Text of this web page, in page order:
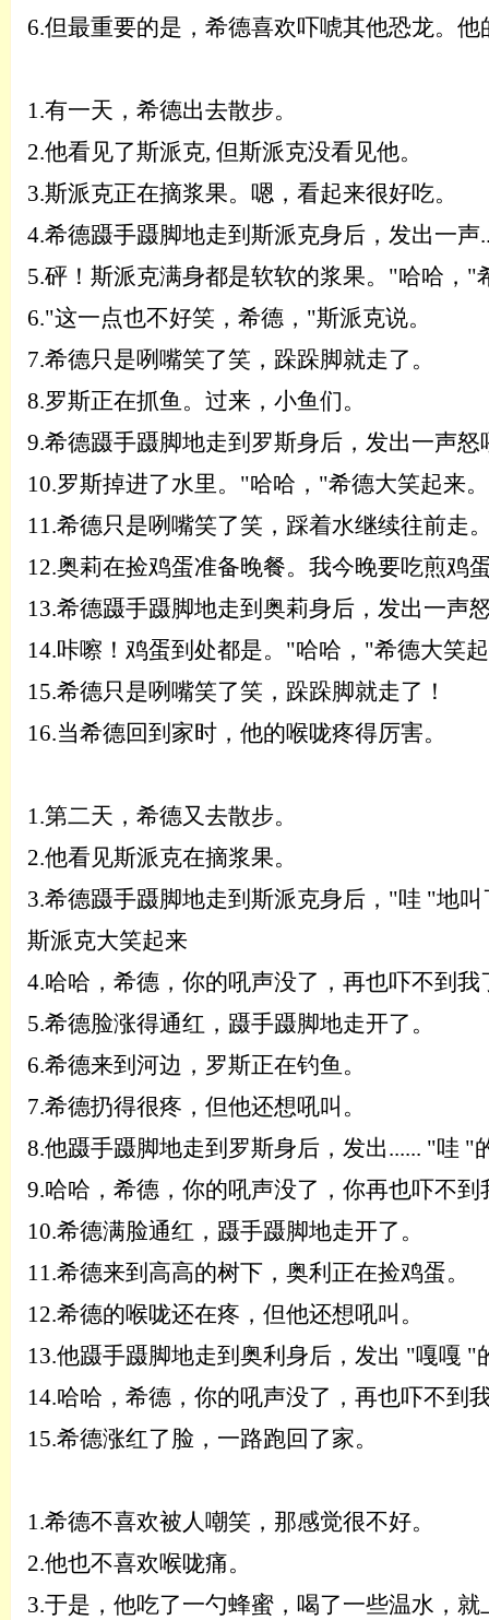
6.但最重要的是，希德喜欢吓唬其他恐龙。
1.有一天，希德出去散步。
2.他看见了斯派克, 但斯派克没看见他。
3.斯派克正在摘浆果。嗯，看起来很好吃。
4.希德蹑手蹑脚地走到斯派克身后，发出一声
5.砰！斯派克满身都是软软的浆果。 "哈哈，"
6."这一点也不好笑，希德，"斯派克说。
7.希德只是咧嘴笑了笑，跺跺脚就走了。
8.罗斯正在抓鱼。过来，小鱼们。
9.希德蹑手蹑脚地走到罗斯身后，发出一声怒
10.罗斯掉进了水里。 "哈哈，"希德大笑起来。
11.希德只是咧嘴笑了笑，踩着水继续往前走
12.奥莉在捡鸡蛋准备晚餐。我今晚要吃煎鸡
13.希德蹑手蹑脚地走到奥莉身后，发出一声
14.咔嚓！鸡蛋到处都是。 "哈哈，"希德大笑
15.希德只是咧嘴笑了笑，跺跺脚就走了！
16.当希德回到家时，他的喉咙疼得厉害。
1.第二天，希德又去散步。
2.他看见斯派克在摘浆果。
3.希德蹑手蹑脚地走到斯派克身后， "哇 "地叫
斯派克大笑起来
4.哈哈，希德，你的吼声没了，再也吓不到我
5.希德脸涨得通红，蹑手蹑脚地走开了。
6.希德来到河边，罗斯正在钓鱼。
7.希德扔得很疼，但他还想吼叫。
8.他蹑手蹑脚地走到罗斯身后，发出...... "哇 "
9.哈哈，希德，你的吼声没了，你再也吓不到
10.希德满脸通红，蹑手蹑脚地走开了。
11.希德来到高高的树下，奥利正在捡鸡蛋。
12.希德的喉咙还在疼，但他还想吼叫。
13.他蹑手蹑脚地走到奥利身后，发出 "嘎嘎 "
14.哈哈，希德，你的吼声没了，再也吓不到
15.希德涨红了脸，一路跑回了家。
1.希德不喜欢被人嘲笑，那感觉很不好。
2.他也不喜欢喉咙痛。
3.于是，他吃了一勺蜂蜜，喝了一些温水，就